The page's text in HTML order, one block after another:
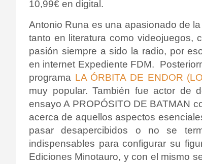
10,99€ en digital.
Antonio Runa es una apasionado de
tanto en literatura como videojuegos,
pasión siempre a sido la radio, por
en internet Expediente FDM.
programa LA ÓRBITA DE ENDOR
muy popular. También fue actor de
ensayo A PROPÓSITO DE BATMAN
acerca de aquellos aspectos
pasar desapercibidos o no se
indispensables para configurar su
Ediciones Minotauro, y con el mismo